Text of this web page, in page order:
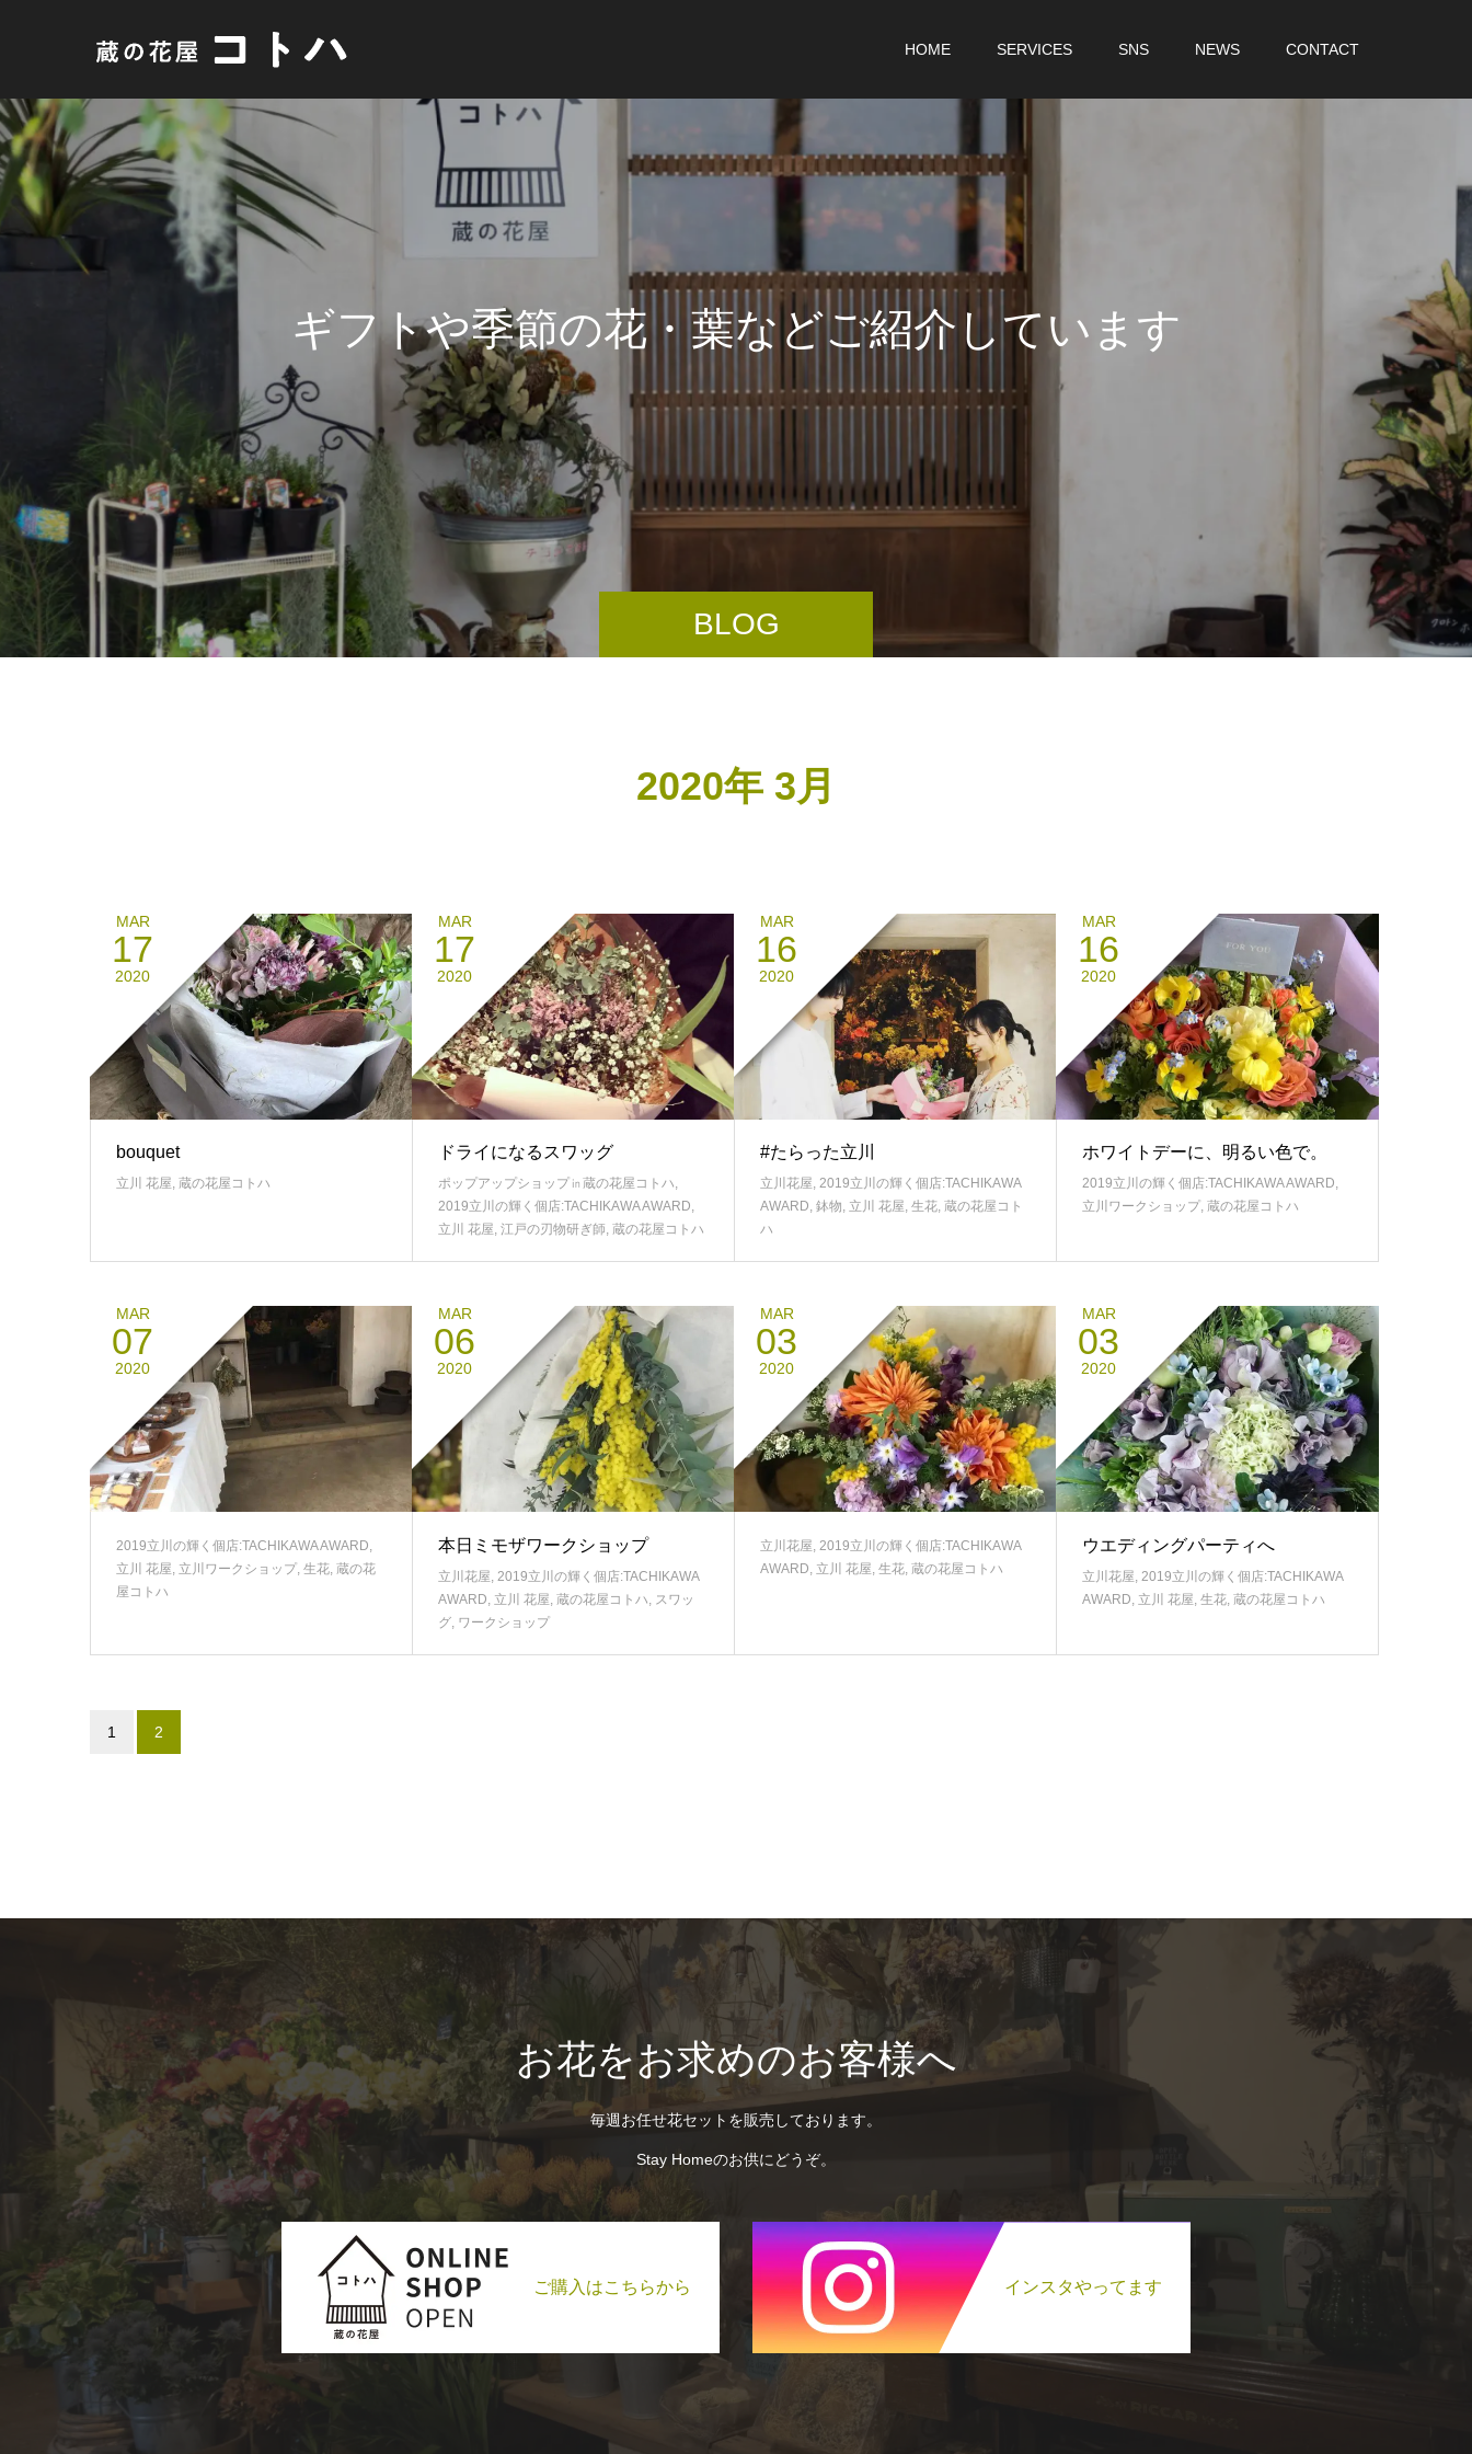
HOME SERVICES SNS NEWS CONTACT
BLOG
ギフトや季節の花 ・ 葉な どご紹介 して い ま す
2020年 3月
MAR
17
2020
bouquet
立川 花屋, 蔵の花屋コトハ
MAR
17
2020
ドライになるスワッグ
ポップアップショップ㏌蔵の花屋コトハ,
2019立川の輝く個店:TACHIKAWA AWARD,
立川 花屋, 江戸の刃物研ぎ師, 蔵の花屋コトハ
MAR
16
2020
#たらった立川
立川花屋, 2019立川の輝く個店:TACHIKAWA
AWARD, 鉢物, 立川 花屋, 生花, 蔵の花屋コト
ハ
MAR
16
2020
ホワイトデーに、明るい色で。
2019立川の輝く個店:TACHIKAWA AWARD,
立川ワークショップ, 蔵の花屋コトハ
MAR
07
2020
2019立川の輝く個店:TACHIKAWA AWARD,
立川 花屋, 立川ワークショップ, 生花, 蔵の花
屋コトハ
MAR
06
2020
本日ミモザワークショップ
立川花屋, 2019立川の輝く個店:TACHIKAWA
AWARD, 立川 花屋, 蔵の花屋コトハ, スワッ
グ, ワークショップ
MAR
03
2020
立川花屋, 2019立川の輝く個店:TACHIKAWA
AWARD, 立川 花屋, 生花, 蔵の花屋コトハ
MAR
03
2020
ウエディングパーティへ
立川花屋, 2019立川の輝く個店:TACHIKAWA
AWARD, 立川 花屋, 生花, 蔵の花屋コトハ
1 2
お花をお求めのお客様へ
毎週お任せ花セットを販売しております。
Stay Homeのお供にどうぞ。
ご購入はこちらから インスタやってます